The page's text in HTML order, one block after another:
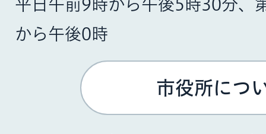
平日午前9時から午後5時30分、
から午後0時
市役所につ